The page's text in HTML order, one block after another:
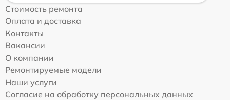
Стоимость ремонта
Оплата и доставка
Контакты
Вакансии
О компании
Ремонтируемые модели
Наши услуги
Согласие на обработку персональных данных